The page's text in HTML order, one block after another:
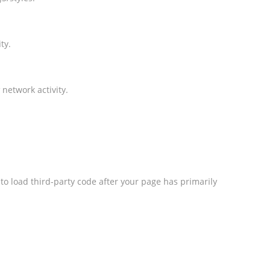
activity.
load third-party code after your page has primarily